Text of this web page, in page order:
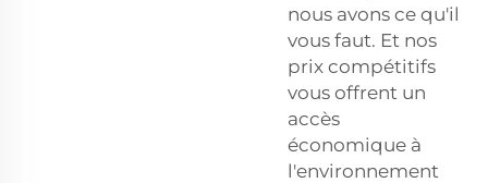
nous avons ce qu'il
vous faut. Et nos
prix compétitifs
vous offrent un
accès
économique à
l'environnement